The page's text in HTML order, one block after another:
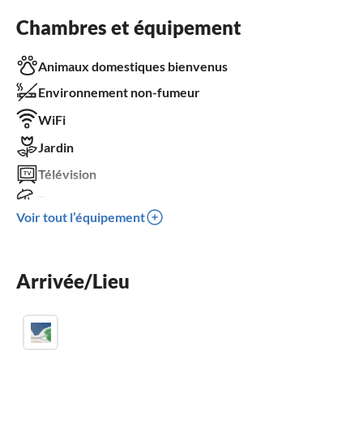
Chambres et équipement
Animaux domestiques bienvenus
Environnement non-fumeur
WiFi
Jardin
Télévision
Lave-vaisselle
Cheminée
Voir tout l’équipement
Arrivée/Lieu